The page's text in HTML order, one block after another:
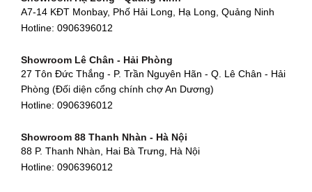
Hotline:0906396012
90 Đ. Cộng Hòa, Phường 4, Tân Bình, TP HCM
Hotline:0906396012
Hotline:0906396012
Showroom Cẩm Lệ - Đà Nẵng
Hotline:0906396012
Showroom Huế
54 Hùng Vương, Phú Hội, Thành phố Huế, Thừa Thiên Huế
Showroom Hà Tĩnh
82 Quang Trung, Thạch Quý, Hà Tĩnh
A7-14 KĐT Monbay, Phố Hải Long, Hạ Long, Quảng Ninh
Hotline: 0906396012
Showroom Lê Chân - Hải Phòng
27 Tôn Đức Thắng - P. Trần Nguyên Hãn - Q. Lê Chân - Hải
Phòng (Đối diện cổng chính chợ An Dương)
Hotline: 0906396012
Showroom 88 Thanh Nhàn - Hà Nội
88 P. Thanh Nhàn, Hai Bà Trưng, Hà Nội
Hotline: 0906396012